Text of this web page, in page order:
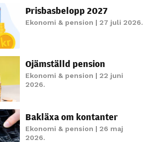
Prisbasbelopp 2027
Ekonomi & pension | 27 juli 2026.
Ojämställd pension
Ekonomi & pension | 22 juni
2026.
Bakläxa om kontanter
Ekonomi & pension | 26 maj
2026.
hemsida ska
prestera så
ditt besök.
Om du nekar
de här